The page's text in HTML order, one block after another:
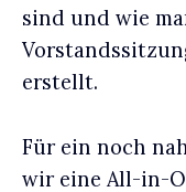
sind und wie
erstellt.
Für ein noch
wir eine All-in-